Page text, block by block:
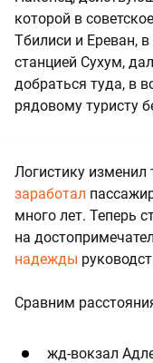
которой в
Тбилиси и Ереван, в
станцией Сухум,
добраться туда, в
рядовому туристу
Логистику изменил
заработал
много лет. Теперь
на
надежды
Сравним
жд-вокзал